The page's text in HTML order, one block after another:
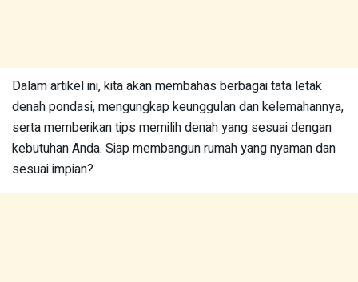
Dalam artikel ini, kita akan membahas berbagai tata letak
denah pondasi, mengungkap keunggulan dan kelemahannya,
serta memberikan tips memilih denah yang sesuai dengan
kebutuhan Anda. Siap membangun rumah yang nyaman dan
sesuai impian?